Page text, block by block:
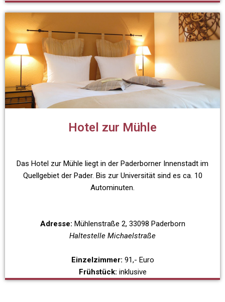
Hotel zur Mühle
Das Hotel zur Mühle liegt in der Paderborner Innenstadt im
Quellgebiet der Pader. Bis zur Universität sind es ca. 10
Autominuten.
Adresse: Mühlenstraße 2, 33098 Paderborn
Haltestelle Michaelstraße
Einzelzimmer: 91,- Euro
Frühstück: inklusive